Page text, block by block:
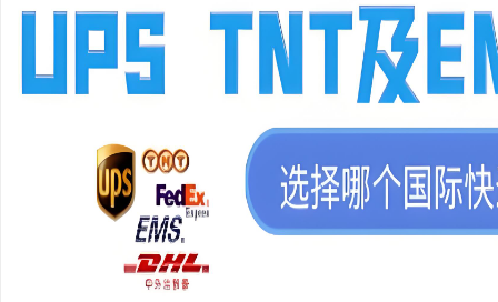
开店最怕“搜不到”为什
ai却天天给他免费派单？